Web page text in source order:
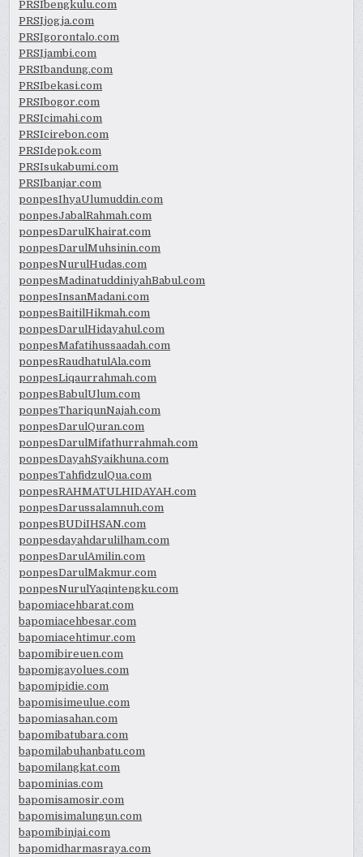
PRSIbengkulu.com
PRSIjogja.com
PRSIgorontalo.com
PRSIjambi.com
PRSIbandung.com
PRSIbekasi.com
PRSIbogor.com
PRSIcimahi.com
PRSIcirebon.com
PRSIdepok.com
PRSIsukabumi.com
PRSIbanjar.com
ponpesIhyaUlumuddin.com
ponpesJabalRahmah.com
ponpesDarulKhairat.com
ponpesDarulMuhsinin.com
ponpesNurulHudas.com
ponpesMadinatuddiniyahBabul.com
ponpesInsanMadani.com
ponpesBaitilHikmah.com
ponpesDarulHidayahul.com
ponpesMafatihussaadah.com
ponpesRaudhatulAla.com
ponpesLiqaurrahmah.com
ponpesBabulUlum.com
ponpesThariqunNajah.com
ponpesDarulQuran.com
ponpesDarulMifathurrahmah.com
ponpesDayahSyaikhuna.com
ponpesTahfidzulQua.com
ponpesRAHMATULHIDAYAH.com
ponpesDarussalamnuh.com
ponpesBUDiIHSAN.com
ponpesdayahdarulilham.com
ponpesDarulAmilin.com
ponpesDarulMakmur.com
ponpesNurulYaqintengku.com
bapomiacehbarat.com
bapomiacehbesar.com
bapomiacehtimur.com
bapomibireuen.com
bapomigayolues.com
bapomipidie.com
bapomisimeulue.com
bapomiasahan.com
bapomibatubara.com
bapomilabuhanbatu.com
bapomilangkat.com
bapominias.com
bapomisamosir.com
bapomisimalungun.com
bapomibinjai.com
bapomidharmasraya.com